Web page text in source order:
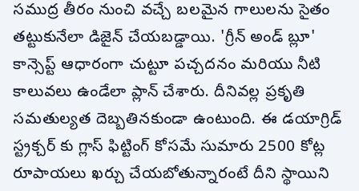
సముద్ర తీరం నుంచి వచ్చే బలమైన గాలులను సైతం
తట్టుకునేలా డిజైన్ చేయబడ్డాయి. 'గ్రీన్ అండ్ బ్లూ'
కాన్సెప్ట్ ఆధారంగా చుట్టూ పచ్చదనం మరియు నీటి
కాలువలు ఉండేలా ప్లాన్ చేశారు. దీనివల్ల ప్రకృతి
సమతుల్యత దెబ్బతినకుండా ఉంటుంది. ఈ డయాగ్రిడ్
స్ట్రక్చర్ కు గ్లాస్ ఫిట్టింగ్ కోసమే సుమారు 2500 కోట్ల
రూపాయలు ఖర్చు చేయబోతున్నారంటే దీని స్థాయిని